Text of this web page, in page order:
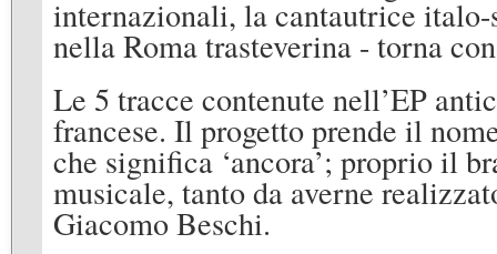
internazionali, la cantautrice italo-
nella Roma trasteverina - torna
Le 5 tracce contenute nell’EP
francese. Il progetto prende il
che significa ‘ancora’; proprio il
musicale, tanto da averne
Giacomo Beschi.